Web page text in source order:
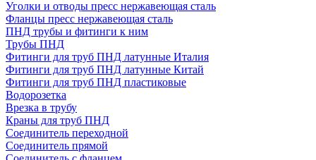
Уголки и отводы пресс нержавеющая сталь
Фланцы пресс нержавеющая сталь
ПНД трубы и фитинги к ним
Трубы ПНД
Фитинги для труб ПНД латунные Италия
Фитинги для труб ПНД латунные Китай
Фитинги для труб ПНД пластиковые
Водорозетка
Врезка в трубу
Краны для труб ПНД
Соединитель переходной
Соединитель прямой